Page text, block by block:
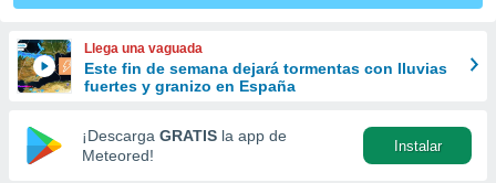
y
forma
digital
basada
Llega una vaguada
Este fin de semana dejará tormentas con lluvias
fuertes y granizo en España
¡Descarga GRATIS la app de
Meteored!
Instalar